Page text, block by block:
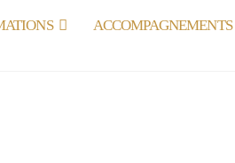
ACCOMPAGNEMENTS